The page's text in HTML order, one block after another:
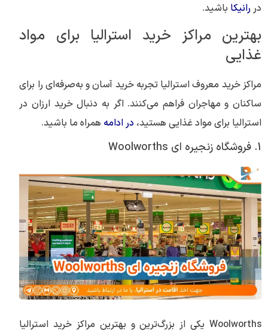
دررانیکا باشید.
بهترین مراکز خرید استرالیا برای مواد
غذایی
مراکز خرید معروف استرالیا تجربه خرید آسان و به‌صرفه‌ای را برای
ساکنان و مهاجران فراهم می‌کنند. اگر به دنبال خرید ارزان در
استرالیا برای مواد غذایی هستید، در ادامه همراه ما باشید.
1. فروشگاه زنجیره ای Woolworths
Woolworths یکی از بزرگ‌ترین و بهترین مراکز خرید استرالیا